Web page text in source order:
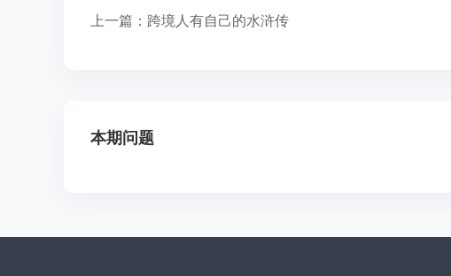
上一篇： 跨境人有自己的水浒传
本期问题